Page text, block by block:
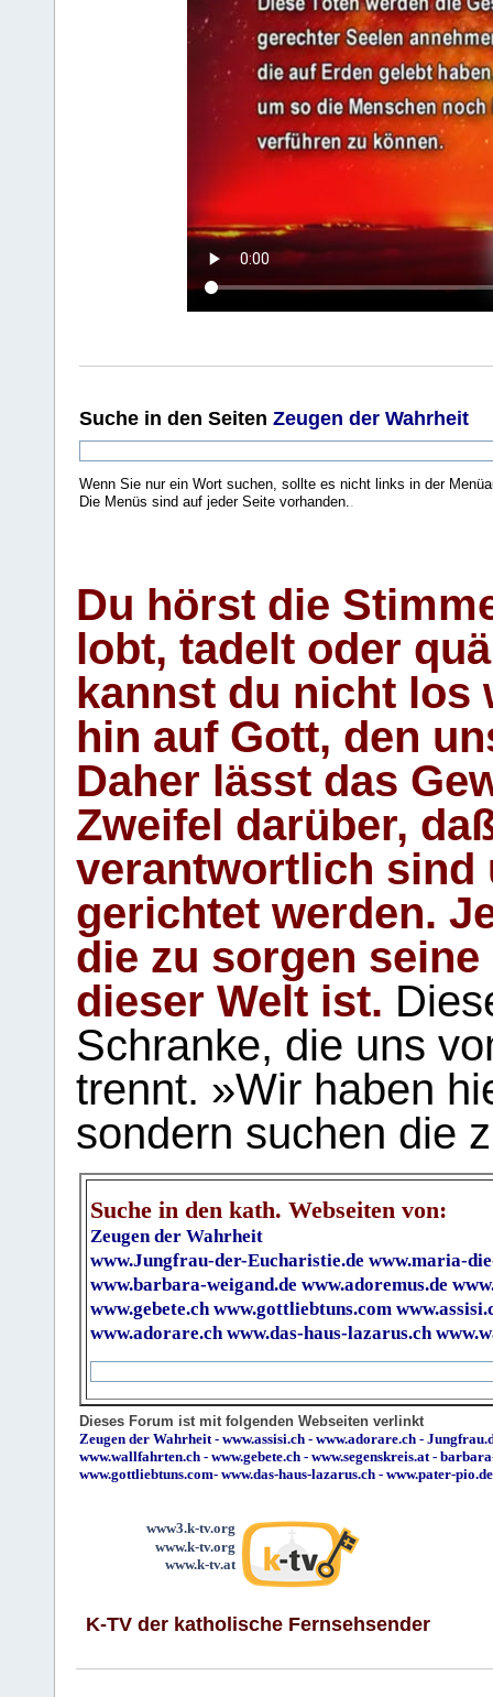
Suche in den Seiten Zeugen der Wahrheit
Wenn Sie nur ein Wort suchen, sollte es nicht links in der
Die Menüs sind auf jeder Seite vorhanden..
Du hörst die
lobt, tadelt oder
kannst du nicht los
hin auf Gott, den
Daher lässt das
Zweifel darüber,
verantwortlich sind
gerichtet werden.
die zu sorgen
dieser Welt ist.
Schranke, die uns
trennt. »Wir haben
sondern suchen die
Suche in den kath. Webseiten von:
Zeugen der Wahrheit
www.Jungfrau-der-Eucharistie.de www.maria-
www.barbara-weigand.de www.adoremus.de
www.gebete.ch www.gottliebtuns.com
www.adorare.ch www.das-haus-lazarus.ch
Dieses Forum ist mit folgenden Webseiten verlinkt
Zeugen der Wahrheit- www.assisi.ch - www.adorare.ch -
www.wallfahrten.ch - www.gebete.ch - www.segenskreis.at-
www.gottliebtuns.com- www.das-haus-lazarus.ch - www.pater-pio.de
www3.k-tv.org
www.k-tv.org
www.k-tv.at
K-TV der katholische Fernsehsender